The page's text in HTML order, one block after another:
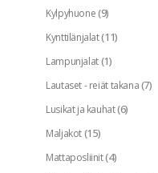
Kylpyhuone(9)
Kynttilänjalat(11)
Lampunjalat(1)
Lautaset - reiät takana(7)
Lusikat ja kauhat(6)
Maljakot(15)
Mattaposliinit(4)